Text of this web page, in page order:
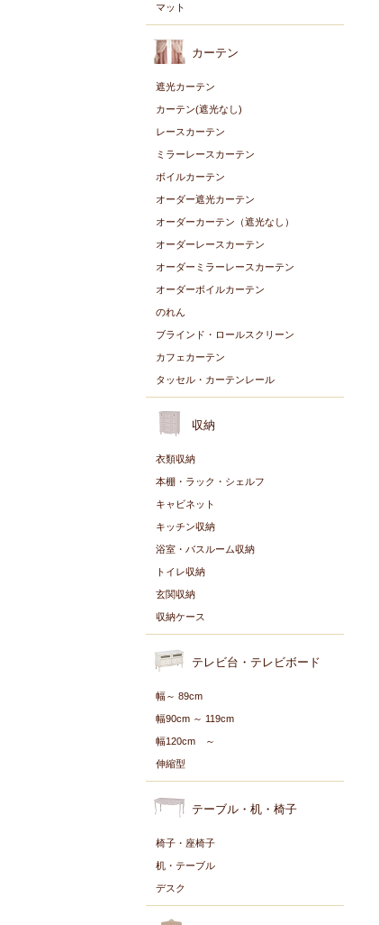
マット
カーテン
遮光カーテン
カーテン(遮光なし)
レースカーテン
ミラーレースカーテン
ボイルカーテン
オーダー遮光カーテン
オーダーカーテン（遮光なし）
オーダーレースカーテン
オーダーミラーレースカーテン
オーダーボイルカーテン
のれん
ブラインド・ロールスクリーン
カフェカーテン
タッセル・カーテンレール
収納
衣類収納
本棚・ラック・シェルフ
キャビネット
キッチン収納
浴室・バスルーム収納
トイレ収納
玄関収納
収納ケース
テレビ台・テレビボード
幅～ 89cm
幅90cm ～ 119cm
幅120cm ～
伸縮型
テーブル・机・椅子
椅子・座椅子
机・テーブル
デスク